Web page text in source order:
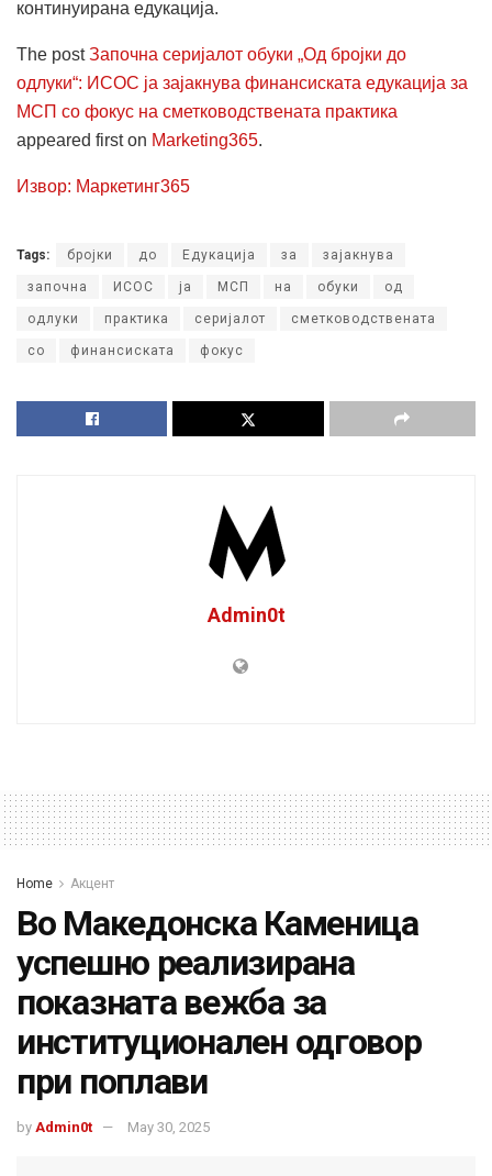
континуирана едукација.
The postЗапочна серијалот обуки „Од бројки до
одлуки“: ИСОС ја зајакнува финансиската едукација за
МСП со фокус на сметководствената практика
appeared first on Marketing365.
Извор: Маркетинг365
Tags: бројки до Едукација за зајакнува
започна ИСОС ја МСП на обуки од
одлуки практика серијалот сметководствената
со финансиската фокус
Admin0t
Home Акцент
Во Македонска Каменица
успешно реализирана
показната вежба за
институционален одговор
при поплави
by Admin0t May 30, 2025